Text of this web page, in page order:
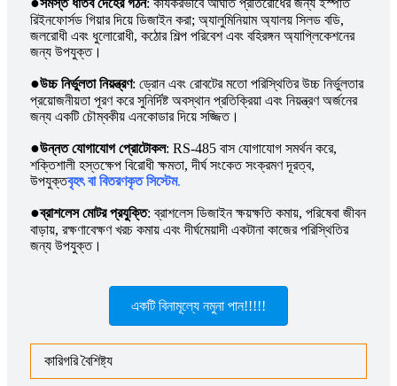
রিইনফোর্সড গিয়ার দিয়ে ডিজাইন করা; অ্যালুমিনিয়াম অ্যালয় সিলড বডি,
জলরোধী এবং ধুলোরোধী, কঠোর শিল্প পরিবেশ এবং বহিরঙ্গন অ্যাপ্লিকেশনের
জন্য উপযুক্ত।
●উচ্চ নির্ভুলতা নিয়ন্ত্রণ: ড্রোন এবং রোবটের মতো পরিস্থিতির উচ্চ নির্ভুলতার
প্রয়োজনীয়তা পূরণ করে সুনির্দিষ্ট অবস্থান প্রতিক্রিয়া এবং নিয়ন্ত্রণ অর্জনের
জন্য একটি চৌম্বকীয় এনকোডার দিয়ে সজ্জিত।
●উন্নত যোগাযোগ প্রোটোকল: RS-485 বাস যোগাযোগ সমর্থন করে,
শক্তিশালী হস্তক্ষেপ বিরোধী ক্ষমতা, দীর্ঘ সংকেত সংক্রমণ দূরত্ব,
উপযুক্তবৃহৎ বা বিতরণকৃত সিস্টেম.
●ব্রাশলেস মোটর প্রযুক্তি: ব্রাশলেস ডিজাইন ক্ষয়ক্ষতি কমায়, পরিষেবা জীবন
বাড়ায়, রক্ষণাবেক্ষণ খরচ কমায় এবং দীর্ঘমেয়াদী একটানা কাজের পরিস্থিতির
জন্য উপযুক্ত।
একটি বিনামূল্যে নমুনা পান!!!!!
কারিগরি বৈশিষ্ট্য